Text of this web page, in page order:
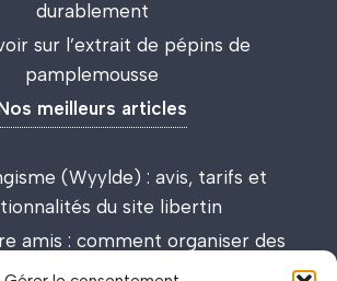
durablement
sur l’extrait de pépins de
pamplemousse
meilleurs articles
(Wyylde) : avis, tarifs et
du site libertin
amis : comment organiser des
passionnantes et enrichissantes